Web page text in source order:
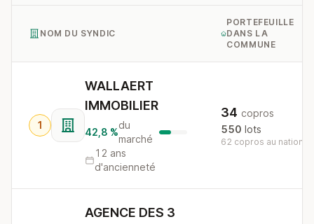
NOM DU SYNDIC
PORTEFEUILLE
DANS LA
COMMUNE
1
WALLAERT
IMMOBILIER
42,8 %
du
marché
12 ans
d'ancienneté
34 copros
550 lots
62 copros au national
AGENCE DES 3